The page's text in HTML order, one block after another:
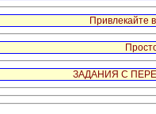
Привлекайте
ЗАДАНИЯ С